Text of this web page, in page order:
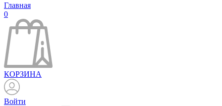
Главная
0
КОРЗИНА
Войти